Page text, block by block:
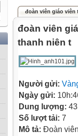
đoàn viên giáo viên
đoàn viên
thanh niên t
Người gửi:
Ngày gửi:
Dung lượng:
Số lượt tải: 7
Mô tả: Đoàn